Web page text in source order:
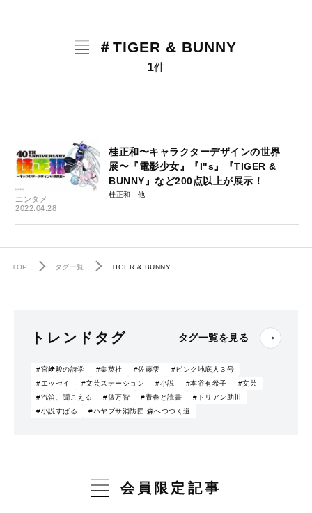
＃TIGER & BUNNY
1件
エンタメ
2022.04.28
桂正和〜キャラクターデザインの世界
展〜『電影少女』『I"s』『TIGER &
BUNNY』など200点以上が展示！
桂正和
TOP タグ一覧 TIGER & BUNNY
トレンドタグ タグ一覧を見る
#宮﨑駿の詩学 #集英社 #佐藤雫
#ピンク地底人３号
#エッセイ
#文芸ステーション #小説 #本谷有希子
#文芸
#汽笛、聞こえる
#俵万智 #青春と読書
#ドリアン助川
#小説すばる
#ハヤブサ消防団 森へつづく道
会員限定記事